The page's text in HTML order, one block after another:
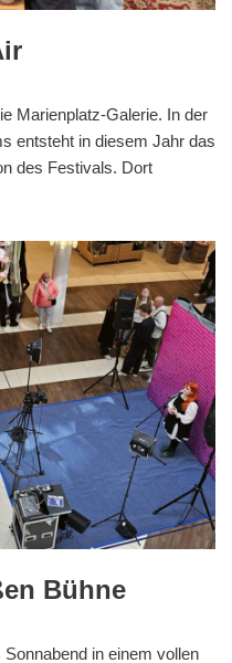
Marienplatz-Galerie. In der
entsteht in diesem Jahr das
des Fes­tivals. Dort
Bühne
in einem vollen